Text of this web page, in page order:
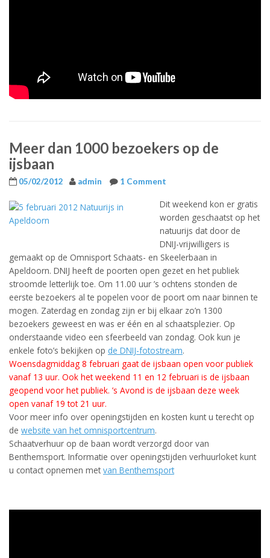
Meer dan 1000 bezoekers op de
ijsbaan
05/02/2012 admin 1 Comment
Dit weekend kon er gratis
worden geschaatst op het
natuurijs dat door de
DNIJ-vrijwilligers is
gemaakt op de Omnisport Schaats- en Skeelerbaan in
Apeldoorn. DNIJ heeft de poorten open gezet en het publiek
stroomde letterlijk toe. Om 11.00 uur ’s ochtens stonden de
eerste bezoekers al te popelen voor de poort om naar binnen te
mogen. Zaterdag en zondag zijn er bij elkaar zo’n 1300
bezoekers geweest en was er één en al schaatsplezier. Op
onderstaande video een sfeerbeeld van zondag. Ook kun je
enkele foto’s bekijken op de DNIJ-fotostream.
Woensdagmiddag 8 februari gaat de ijsbaan open voor publiek
vanaf 13 uur. Ook het weekend 11 en 12 februari is de ijsbaan
geopend voor het publiek. ’s Avond is de ijsbaan deze week
open vanaf 19 tot 21 uur.
Voor meer info over openingstijden en kosten kunt u terecht op
de website van het omnisportcentrum.
Schaatverhuur op de baan wordt verzorgd door van
Benthemsport. Informatie over openingstijden verhuurloket kunt
u contact opnemen met van Benthemsport